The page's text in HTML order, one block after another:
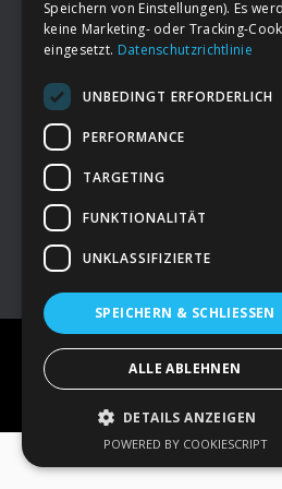
FooterDeine Spende
→ Impressum
→Kontakt zum PAO Team
COPYRIGHT © 2026 ·
FRAMEWORK·
Speichern von Einstellungen). Es
keine Marketing- oder Tracking-
eingesetzt. Datenschutzrichtlinie
UNBEDINGT ERFORDERLICH
PERFORMANCE
TARGETING
FUNKTIONALITÄT
UNKLASSIFIZIERTE
SPEICHERN & SCHLIESSEN
ALLE ABLEHNEN
DETAILS ANZEIGEN
POWERED BY COOKIESCRIPT